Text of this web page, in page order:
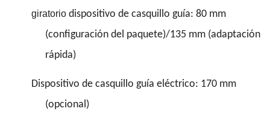
giratoriodispositivo de casquillo guía: 80 mm
(configuración del paquete)/135 mm (adaptación
rápida)
Dispositivo de casquillo guía eléctrico: 170 mm
(opcional)